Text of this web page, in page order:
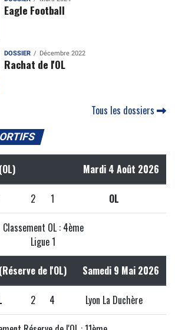
Eagle Football
DOSSIER Décembre 2022
Rachat de l'OL
Tous les dossiers
Mardi 4 Août 2026
2 1 OL
Classement OL : 4ème
Ligue 1
de l'OL) Samedi 9 Mai 2026
2 4 Lyon La Duchère